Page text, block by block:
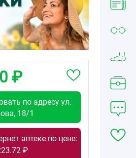
₽
по адресу ул.
18/1
аптеке по цене:
₽